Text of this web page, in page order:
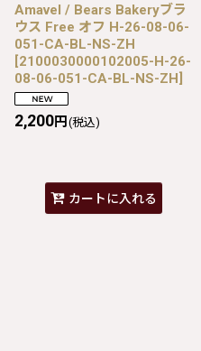
Amavel / Bears Bakeryブラ
ウス Free オフ H-26-08-06-
051-CA-BL-NS-ZH
[2100030000102005-H-26-
08-06-051-CA-BL-NS-ZH]
2,200円 (税込)
カートに入れる